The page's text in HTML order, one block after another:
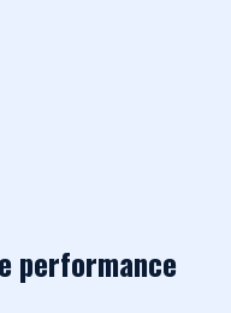
performance